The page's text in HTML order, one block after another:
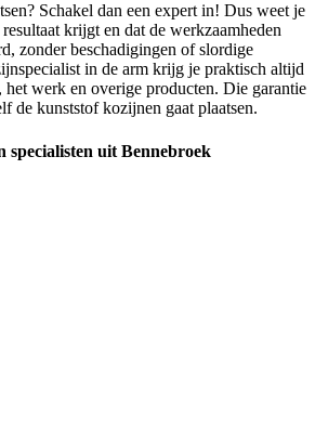
Schakel dan een expert in! Dus weet je
krijgt en dat de werkzaamheden
zonder beschadigingen of slordige
in de arm krijg je praktisch altijd
het werk en overige producten. Die garantie
de kunststof kozijnen gaat plaatsen.
specialisten uit Bennebroek